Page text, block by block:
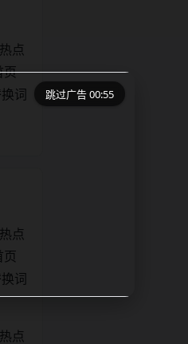
点
页
词
点
词
点
跳过广告 00:55